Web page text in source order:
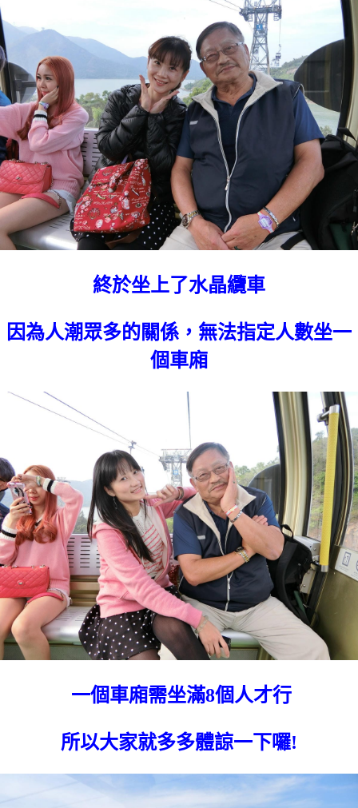
終於坐上了水晶纜車
因為人潮眾多的關係，無法指定人數坐一
個車廂
一個車廂需坐滿8個人才行
所以大家就多多體諒一下囉!